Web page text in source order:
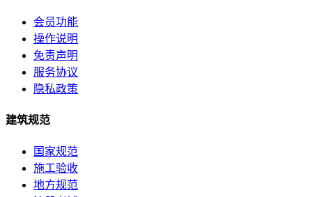
会员功能
操作说明
免责声明
服务协议
隐私政策
建筑规范
国家规范
施工验收
地方规范